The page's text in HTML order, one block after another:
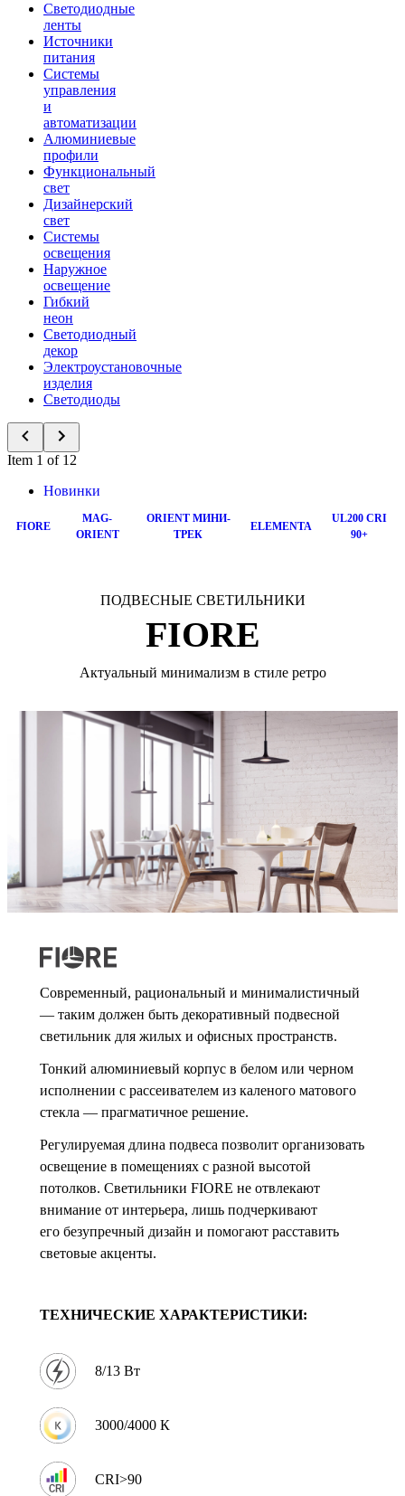
Светодиодные
ленты
Источники
питания
Системы
управления
и
автоматизации
Алюминиевые
профили
Функциональный
свет
Дизайнерский
свет
Системы
освещения
Наружное
освещение
Гибкий
неон
Светодиодный
декор
Электроустановочные
изделия
Светодиоды
Item 1 of 12
Новинки
FIORE
MAG-
ORIENT
ORIENT МИНИ-
ТРЕК
ELEMENTA
UL200 CRI
90+
ПОДВЕСНЫЕ СВЕТИЛЬНИКИ
FIORE
Актуальный минимализм в стиле ретро
Современный, рациональный и минималистичный
— таким должен быть декоративный подвесной
светильник для жилых и офисных пространств.
Тонкий алюминиевый корпус в белом или черном
исполнении с рассеивателем из каленого матового
стекла — прагматичное решение.
Регулируемая длина подвеса позволит организовать
освещение в помещениях с разной высотой
потолков. Светильники FIORE не отвлекают
внимание от интерьера, лишь подчеркивают
его безупречный дизайн и помогают расставить
световые акценты.
ТЕХНИЧЕСКИЕ ХАРАКТЕРИСТИКИ:
8/13 Вт
3000/4000 К
CRI>90